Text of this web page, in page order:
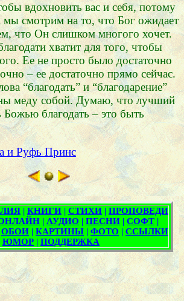
вдохновить вас и себя, потому
мы смотрим на то, что Бог ожидает
что Он слишком многого хочет.
хватит для того, чтобы
Ее не просто было достаточно
– ее достаточно прямо сейчас.
“благодать” и “благодарение”
меду собой. Думаю, что лучший
Божью благодать – это быть
и Руфь Принс